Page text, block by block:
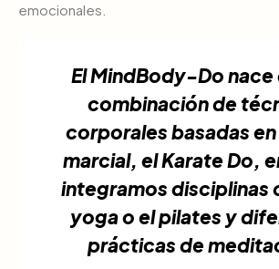
emocionales.
El MindBody-Do nace
combinación de
corporales basadas en
marcial, el Karate Do,
integramos disciplinas
yoga o el pilates y
prácticas de